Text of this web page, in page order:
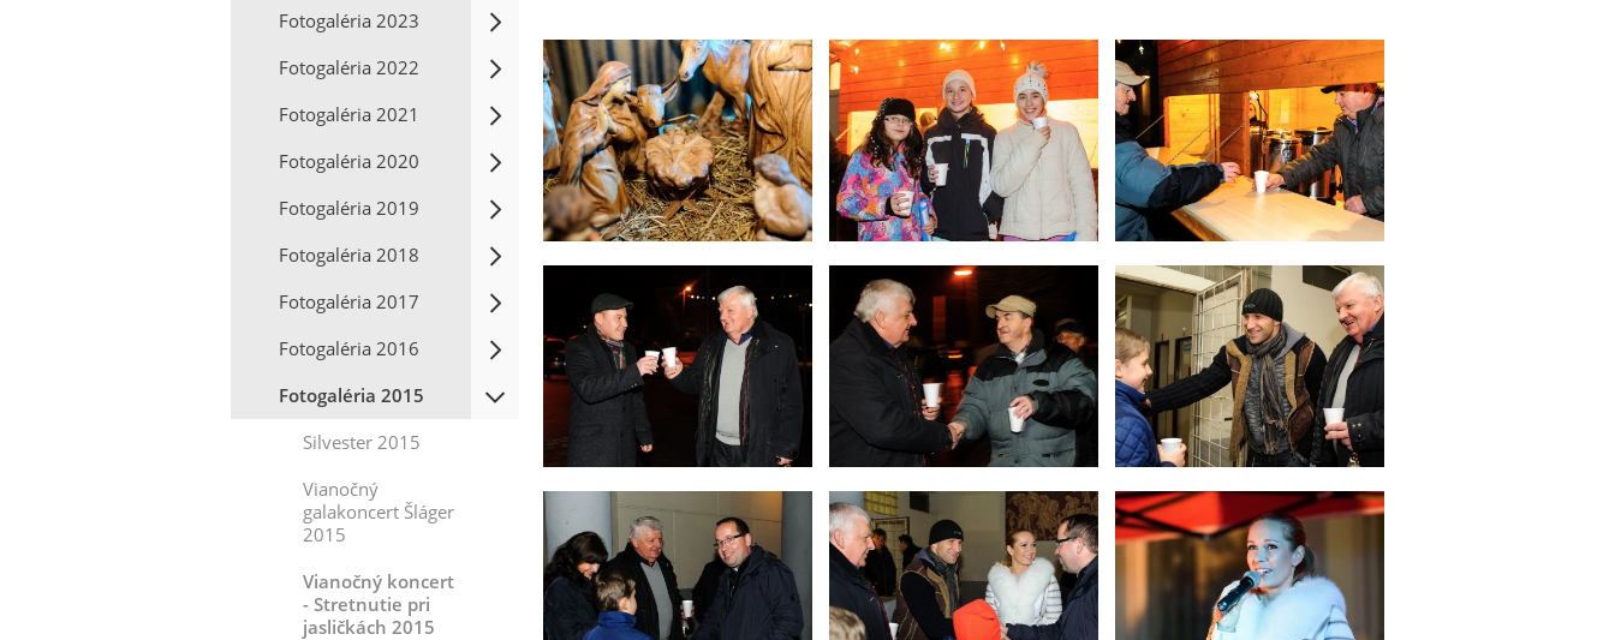
Fotogaléria 2023
Fotogaléria 2022
Fotogaléria 2021
Fotogaléria 2020
Fotogaléria 2019
Fotogaléria 2018
Fotogaléria 2017
Fotogaléria 2016
Fotogaléria 2015
Silvester 2015
Vianočný
galakoncert Šláger
2015
Vianočný koncert
- Stretnutie pri
jasličkách 2015